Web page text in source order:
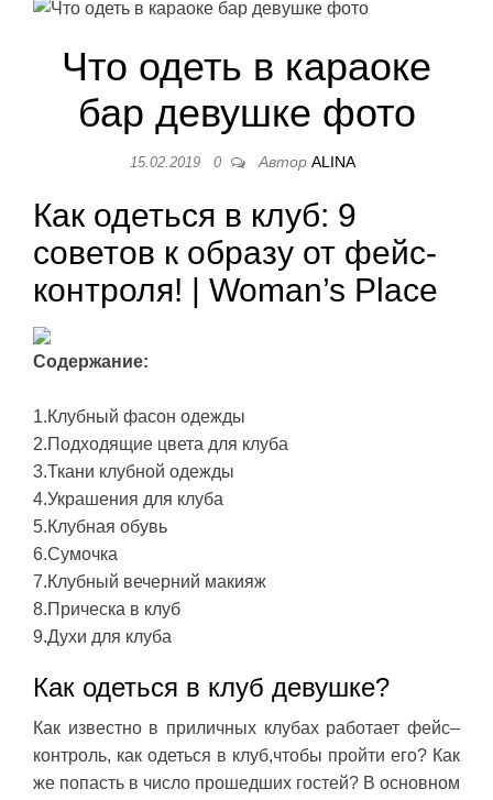
Что одеть в караоке
бар девушке фото
15.02.2019 0 Автор ALINA
Как одеться в клуб: 9
советов к образу от фейс-
контроля! | Woman’s Place
Содержание:
1.Клубный фасон одежды
2.Подходящие цвета для клуба
3.Ткани клубной одежды
4.Украшения для клуба
5.Клубная обувь
6.Сумочка
7.Клубный вечерний макияж
8.Прическа в клуб
9.Духи для клуба
Как одеться в клуб девушке?
Как известно в приличных клубах работает фейс–
контроль, как одеться в клуб,чтобы пройти его? Как
же попасть в число прошедших гостей? В основном